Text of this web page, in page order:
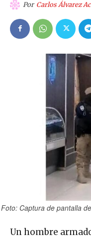
Por Carlos Álvarez
Foto: Captura de pantalla
Un hombre